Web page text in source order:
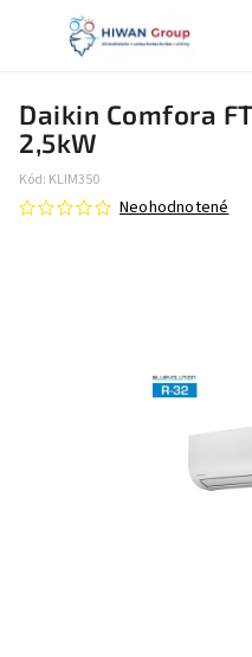
Daikin Comfora
2,5kW
Kód: KLIM350
Neohodnotené